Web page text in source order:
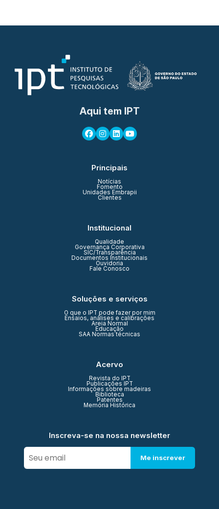
Aqui tem IPT
Principais
Notícias
Fomento
Unidades Embrapii
Clientes
Institucional
Qualidade
Governança Corporativa
SIC/Transparência
Documentos Institucionais
Ouvidoria
Fale Conosco
Soluções e serviços
O que o IPT pode fazer por mim
Ensaios, análises e calibrações
Areia Normal
Educação
SAA Normas técnicas
Acervo
Revista do IPT
Publicações IPT
Informações sobre madeiras
Biblioteca
Patentes
Memória Histórica
Inscreva-se na nossa newsletter
Me inscrever